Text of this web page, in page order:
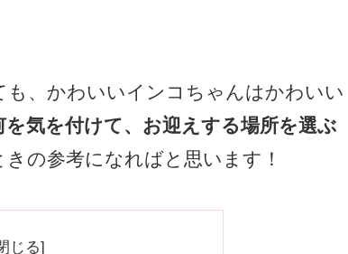
、かわいいインコちゃんはかわいい
を気を付けて、お迎えする場所を選ぶ
きの参考になればと思います！